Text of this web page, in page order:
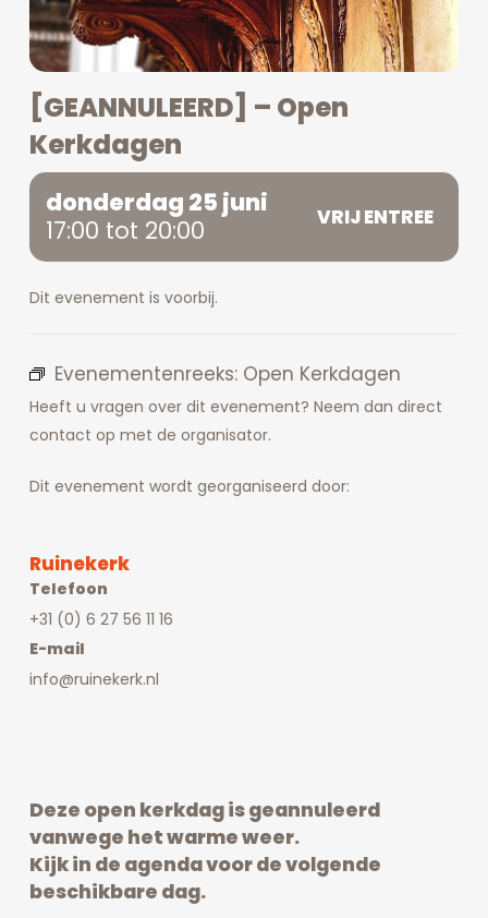
[GEANNULEERD] – Open
Kerkdagen
donderdag 25 juni
17:00 tot 20:00
VRIJ ENTREE
Dit evenement is voorbij.
Evenementenreeks: Open Kerkdagen
Heeft u vragen over dit evenement? Neem dan direct
contact op met de organisator.
Dit evenement wordt georganiseerd door:
Ruinekerk
Telefoon
+31 (0) 6 27 56 11 16
E-mail
info@ruinekerk.nl
Deze open kerkdag is geannuleerd
vanwege het warme weer.
Kijk in de agenda voor de volgende
beschikbare dag.